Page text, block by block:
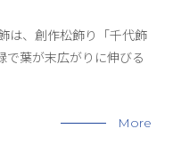
は、創作松飾り「千代飾
で葉が末広がりに伸びる
More